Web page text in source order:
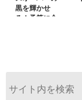
黒を輝かせ
る！予算に合